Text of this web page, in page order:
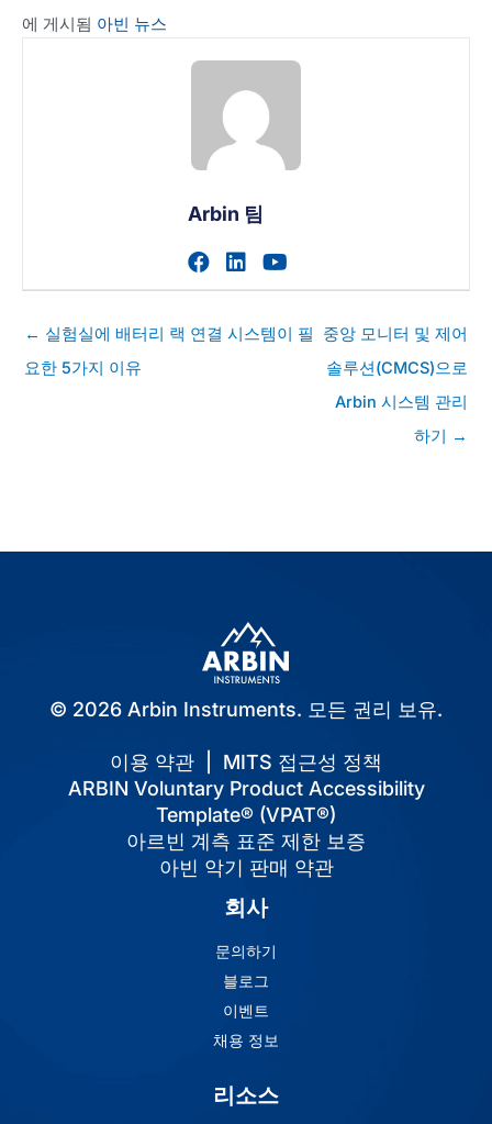
에 게시됨 아빈 뉴스
Arbin 팀
작가의 facebook 프로필 방
작가의 linkedin 프로필
물
← 실험실에 배터리 랙 연결 시스템이 필
요한 5가지 이유
중앙 모니터 및 제어
솔루션(CMCS)으로
Arbin 시스템 관리
하기 →
© 2026 Arbin Instruments. 모든 권리 보유.
이용 약관
MITS 접근성 정책
ARBIN Voluntary Product Accessibility
Template® (VPAT®)
아르빈 계측 표준 제한 보증
아빈 악기 판매 약관
회사
문의하기
블로그
이벤트
채용 정보
리소스